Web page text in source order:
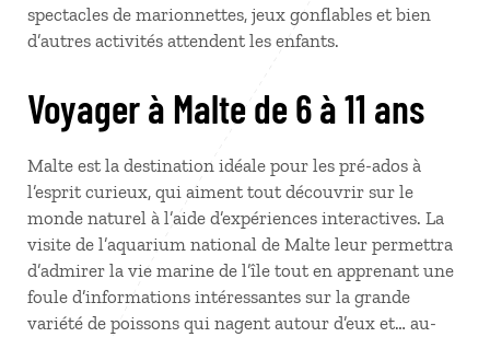
spectacles de marionnettes, jeux gonflables et bien
d’autres activités attendent les enfants.
Voyager à Malte de 6 à 11 ans
Malte est la destination idéale pour les pré-ados à
l’esprit curieux, qui aiment tout découvrir sur le
monde naturel à l’aide d’expériences interactives. La
visite de l’aquarium national de Malte leur permettra
d’admirer la vie marine de l’île tout en apprenant une
foule d’informations intéressantes sur la grande
variété de poissons qui nagent autour d’eux et… au-